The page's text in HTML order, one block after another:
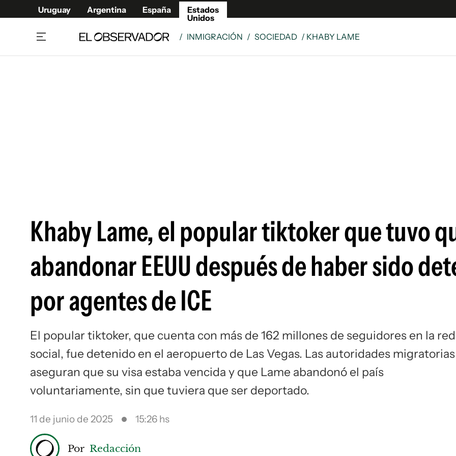
Uruguay Argentina España
Estados
Unidos
/ INMIGRACIÓN / SOCIEDAD / KHABY LAME
Khaby Lame, el popular tiktoker que tuvo
abandonar EEUU después de haber sido
por agentes de ICE
El popular tiktoker, que cuenta con más de 162 millones de seguidores en la red
social, fue detenido en el aeropuerto de Las Vegas. Las autoridades migratorias
aseguran que su visa estaba vencida y que Lame abandonó el país
voluntariamente, sin que tuviera que ser deportado.
11 de junio de 2025 15:26 hs
Por Redacción